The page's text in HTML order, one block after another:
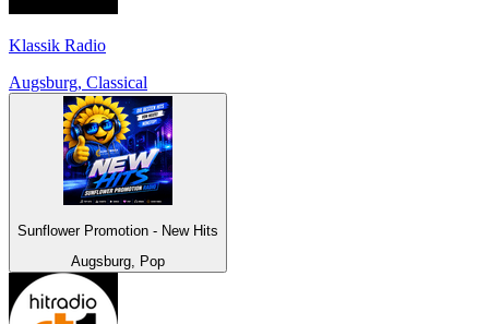
Klassik Radio
Augsburg, Classical
Sunflower Promotion - New Hits
Augsburg, Pop